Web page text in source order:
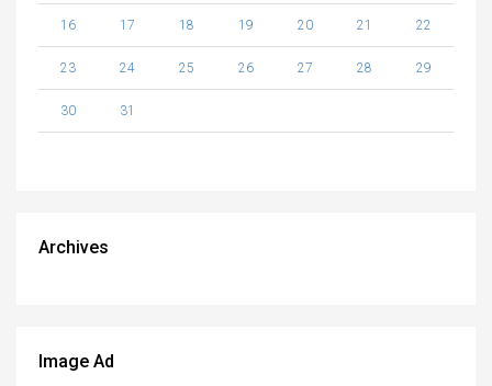
16 17 18 19 20 21 22
23 24 25 26 27 28 29
30 31
Archives
Image Ad